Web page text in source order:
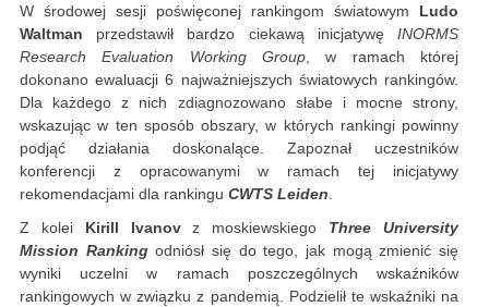
W środowej sesji poświęconej rankingom światowym Ludo
Waltman przedstawił bardzo ciekawą inicjatywę INORMS
Research Evaluation Working Group, w ramach której
dokonano ewaluacji 6 najważniejszych światowych rankingów.
Dla każdego z nich zdiagnozowano słabe i mocne strony,
wskazując w ten sposób obszary, w których rankingi powinny
podjąć działania doskonalące. Zapoznał uczestników
konferencji z opracowanymi w ramach tej inicjatywy
rekomendacjami dla rankingu CWTS Leiden.
Z kolei Kirill Ivanovz moskiewskiego Three University
Mission Rankingodniósł się do tego, jak mogą zmienić się
wyniki uczelni w ramach poszczególnych wskaźników
rankingowych w związku z pandemią. Podzielił te wskaźniki na